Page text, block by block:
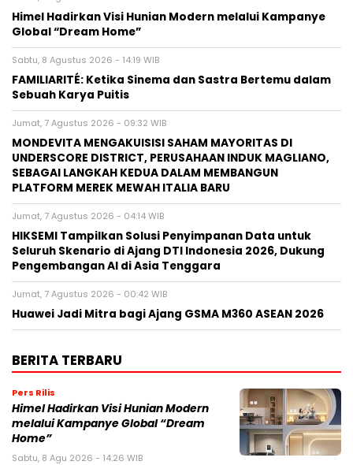
Himel Hadirkan Visi Hunian Modern melalui Kampanye
Global “Dream Home”
Sabtu, 8 Agustus 2026 - 14:19 WIB
FAMILIARITÉ: Ketika Sinema dan Sastra Bertemu dalam
Sebuah Karya Puitis
Jumat, 7 Agustus 2026 - 09:32 WIB
MONDEVITA MENGAKUISISI SAHAM MAYORITAS DI
UNDERSCORE DISTRICT, PERUSAHAAN INDUK MAGLIANO,
SEBAGAI LANGKAH KEDUA DALAM MEMBANGUN
PLATFORM MEREK MEWAH ITALIA BARU
Jumat, 7 Agustus 2026 - 04:14 WIB
HIKSEMI Tampilkan Solusi Penyimpanan Data untuk
Seluruh Skenario di Ajang DTI Indonesia 2026, Dukung
Pengembangan AI di Asia Tenggara
Jumat, 7 Agustus 2026 - 00:42 WIB
Huawei Jadi Mitra bagi Ajang GSMA M360 ASEAN 2026
BERITA TERBARU
Pers Rilis
Himel Hadirkan Visi Hunian Modern
melalui Kampanye Global “Dream
Home”
Sabtu, 8 Agu 2026 - 14:26 WIB